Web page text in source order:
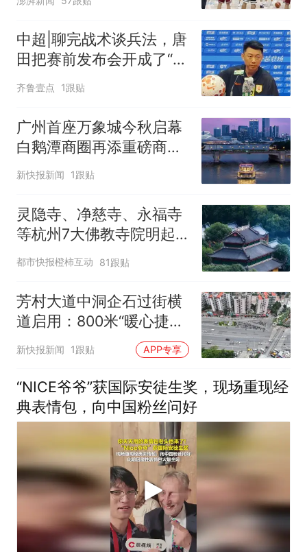
中超|聊完战术谈兵法，唐
田把赛前发布会开成了“军
师联盟”
齐鲁壹点 1跟贴
广州首座万象城今秋启幕
白鹅潭商圈再添重磅商业
地标
新快报新闻 1跟贴
灵隐寺、净慈寺、永福寺
等杭州7大佛教寺院明起
临时关闭，别跑空了
都市快报橙柿互动 81跟贴
芳村大道中洞企石过街横
道启用：800米“暖心捷
径”打通民生出行“最后一
公里”
新快报新闻 1跟贴 APP专享
“NICE爷爷”获国际安徒生奖，现场重现经
典表情包，向中国粉丝问好